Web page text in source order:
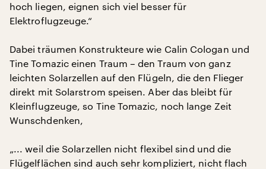
hoch liegen, eignen sich viel besser für
Elektroflugzeuge.“
Dabei träumen Konstrukteure wie Calin Cologan und
Tine Tomazic einen Traum – den Traum von ganz
leichten Solarzellen auf den Flügeln, die den Flieger
direkt mit Solarstrom speisen. Aber das bleibt für
Kleinflugzeuge, so Tine Tomazic, noch lange Zeit
Wunschdenken,
„... weil die Solarzellen nicht flexibel sind und die
Flügelflächen sind auch sehr kompliziert, nicht flach